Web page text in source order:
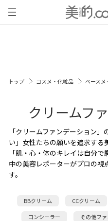
トップ コスメ・化粧品 ベースメ
クリームフ
「クリームファンデーション
い」女性たちの願いを追求する
「肌・心・体のキレイは自分
中の美容レポーターがプロの視
す。
BBクリーム CCクリーム
コンシーラー その他フ